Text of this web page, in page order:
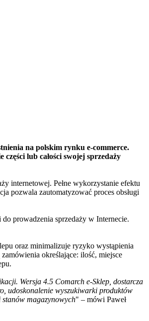
na polskim rynku e-commerce.
lub całości swojej sprzedaży
internetowej. Pełne wykorzystanie efektu
pozwala zautomatyzować proces obsługi
prowadzenia sprzedaży w Internecie.
oraz minimalizuje ryzyko wystąpienia
określające: ilość, miejsce
Wersja 4.5 Comarch e-Sklep, dostarcza
udoskonalenie wyszukiwarki produktów
magazynowych" – mówi Paweł